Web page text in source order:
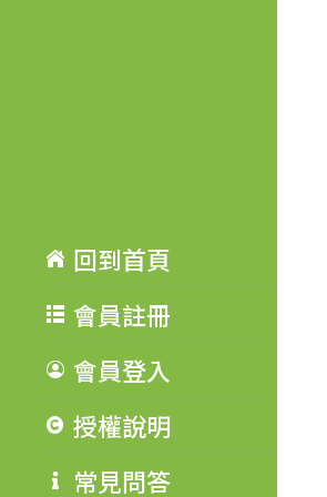
回到首頁
會員註冊
會員登入
授權說明
常見問答